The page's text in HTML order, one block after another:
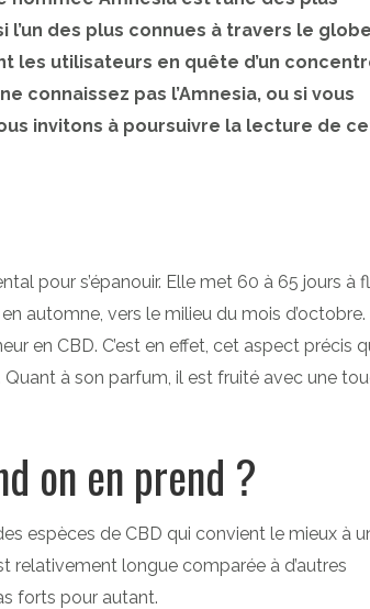
des plus connues à travers le
les utilisateurs en quête d’un
connaissez pas l’Amnesia, ou si vous
invitons à poursuivre la lecture de
pour s’épanouir. Elle met 60 à 65 jours à
automne, vers le milieu du mois d’octobre.
en CBD. C’est en effet, cet aspect précis
à son parfum, il est fruité avec une
on en prend ?
espèces de CBD qui convient le mieux à
relativement longue comparée à d’autres
forts pour autant.